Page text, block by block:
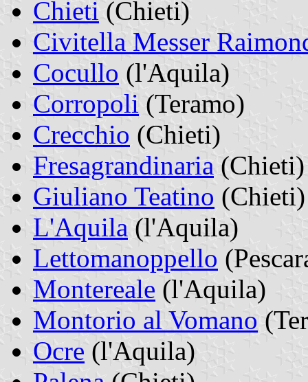
Chieti (Chieti)
Civitella Messer
Cocullo (l'Aquila)
Corropoli (Teramo)
Crecchio (Chieti)
Fresagrandinaria (Chieti)
Giuliano Teatino (Chieti)
L'Aquila (l'Aquila)
Lettomanoppello
Montereale (l'Aquila)
Montorio al Vomano
Ocre (l'Aquila)